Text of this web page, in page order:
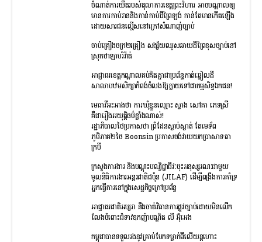
ចំណាត់ការយឺតរបស់តុលាការខេត្តព្រះវិហារ អាចបណ្តាលឲ្យ
មានការកាប់រាននិងកាន់កាប់ដីព្រៃឡង់ កាន់តែមានកើតឡើង
ដោយសារជនល្មើសនៅក្រៅសំណាញ់ច្បាប់
ចាប់គ្រឿងចក្រ២គ្រឿង សង្ស័យឈូសឆាយដីព្រៃខុសច្បាប់នៅ
ស្រុកថាឡាបរិវ៉ាត់
អាជ្ញាធរខេត្តកណ្តាលគប់គិតគ្នាជាប្រព័ន្ធកាត់ឆ្វៀលដី
សាលាបឋមសិក្សាកំពង់ចំលងឱ្យក្លាយទៅជាកម្មសិទ្ធឯកជន!
មេធាវីអះអាងថា ការឃុំខ្លួនឈ្មោះ ស្វាង សៅគា ភេទស្រី
គឺជារឿងអយុត្តិធម៌ខ្លាំងណាស់!
រដ្ឋាភិបាលថៃប្រកាសថា ព្រំដែនស្ងាប់ស្ងាត់ តែមេទ័ព
ភូមិភាគ២ថៃ Boonsin ប្រកាសចង់វាយយកប្រាសាទតា
ក្របី
ក្រសួងការងារ និងបណ្ដុះបណ្វិជ្ជាជីវៈចុះអនុស្សរណៈជាមួយ
មូលនិធិការងារអន្ដរជាតិជប៉ុន (JILAF) ដើម្បីពង្រឹងការគាំទ្រ
អ្នកធ្វើការនៅក្នុងសេដ្ឋកិច្ចក្រៅប្រព័ន្ធ
អាជ្ញាធរជាតិអប្សរា នឹងចាត់វិធានការផ្លូវច្បាប់ដោយមិនលើក
លែងចំពោះជំទាវឧកញ៉ាបណ្ឌិត លី អ៊ុំអេង
កម្ពុជាបានទទួលរងនូវគ្រាប់បែកទម្លាក់ពីលើយន្តហោះ